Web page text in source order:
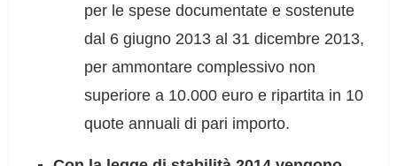
per le spese documentate e sostenute
dal 6 giugno 2013 al 31 dicembre 2013,
per ammontare complessivo non
superiore a 10.000 euro e ripartita in 10
quote annuali di pari importo.